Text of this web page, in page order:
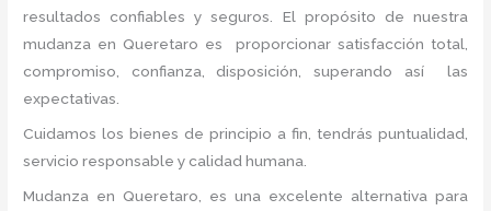
resultados confiables y seguros. El propósito de nuestra
mudanza en Queretaro es proporcionar satisfacción total,
compromiso, confianza, disposición, superando así las
expectativas.
Cuidamos los bienes de principio a fin, tendrás puntualidad,
servicio responsable y calidad humana.
Mudanza en Queretaro, es una excelente alternativa para